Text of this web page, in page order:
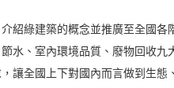
紹綠建築的概念並推廣至全國
水、室內環境品質、廢物回收
讓全國上下對國內而言做到生